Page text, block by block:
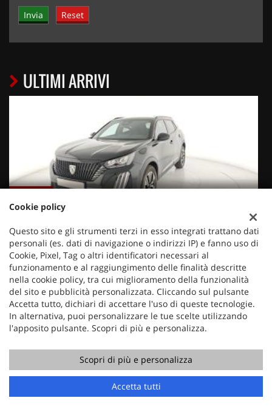
ULTIMI ARRIVI
2008 PureTech 100 S&S Allure
Cookie policy
Questo sito e gli strumenti terzi in esso integrati trattano dati
personali (es. dati di navigazione o indirizzi IP) e fanno uso di
Cookie, Pixel, Tag o altri identificatori necessari al
funzionamento e al raggiungimento delle finalità descritte
nella cookie policy, tra cui miglioramento della funzionalità
del sito e pubblicità personalizzata. Cliccando sul pulsante
Accetta tutto, dichiari di accettare l'uso di queste tecnologie.
In alternativa, puoi personalizzare le tue scelte utilizzando
l'apposito pulsante. Scopri di più e personalizza.
Scopri di più e personalizza
Accetta tutti